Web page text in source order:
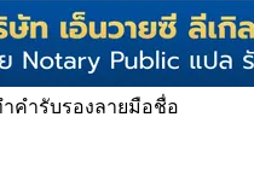
คำรับรองลายมือชื่อ